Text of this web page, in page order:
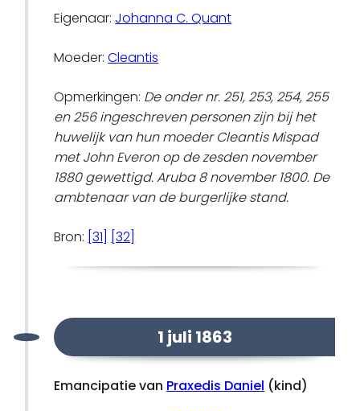
Eigenaar: Johanna C. Quant
Moeder:Cleantis
Opmerkingen: De onder nr. 251, 253, 254, 255
en 256 ingeschreven personen zijn bij het
huwelijk van hun moeder Cleantis Mispad
met John Everon op de zesden november
1880 gewettigd. Aruba 8 november 1800. De
ambtenaar van de burgerlijke stand.
Bron: [31] [32]
1 juli 1863
Emancipatie van Praxedis Daniel (kind)